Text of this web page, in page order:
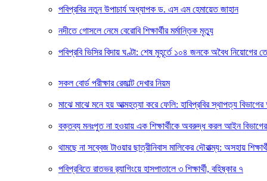
পবিপ্রবির নতুন উপাচার্য অধ্যাপক ড. এস এম হেমায়েত জাহান
নদীতে গোসলে নেমে বেরোবি শিক্ষার্থীর মর্মান্তিক মৃত্যু
পবিপ্রবি ভিসির বিদায় ঘণ্টা: শেষ মুহূর্তে ১০৪ জনকে অবৈধ
সকল বোর্ড পরীক্ষার রেজাল্ট দেখার নিয়ম
মাঝে মাঝে মনে হয় আত্মহত্যা করে ফেলি: হাবিপ্রবির স্থাপত্য
বক্তব্য মনঃপুত না হওয়ায় এক শিক্ষার্থীকে অবরুদ্ধ করল আইন বিভাগের
থামছে না সব্বেজ টাওয়ার ছাত্রীনিবাস মালিকের দৌরাত্ম্য: অসহায়
পবিপ্রবিতে রাতভর র‍্যাগিংয়ে হাসপাতালে ৩ শিক্ষার্থী, বহিষ্কার ৭